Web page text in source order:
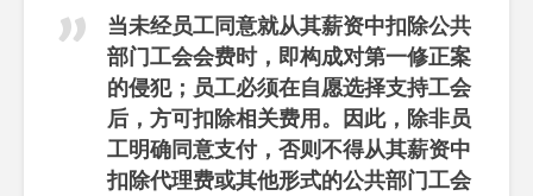
当未经员工同意就从其薪资中扣除公共
部门工会会费时，即构成对第一修正案
的侵犯；员工必须在自愿选择支持工会
后，方可扣除相关费用。因此，除非员
工明确同意支付，否则不得从其薪资中
扣除代理费或其他形式的公共部门工会